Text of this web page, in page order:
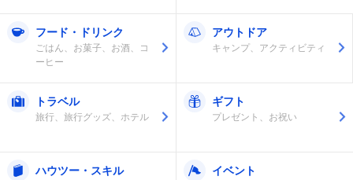
フード・ドリンク
ごはん、お菓子、お酒、コ
ーヒー
アウトドア
キャンプ、アクティビティ
トラベル
旅行、旅行グッズ、ホテル
ギフト
プレゼント、お祝い
ハウツー・スキル イベント